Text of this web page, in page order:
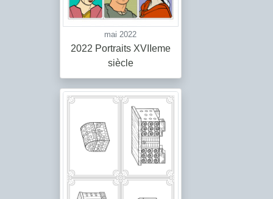
mai 2022
2022 Portraits XVIIeme
siècle